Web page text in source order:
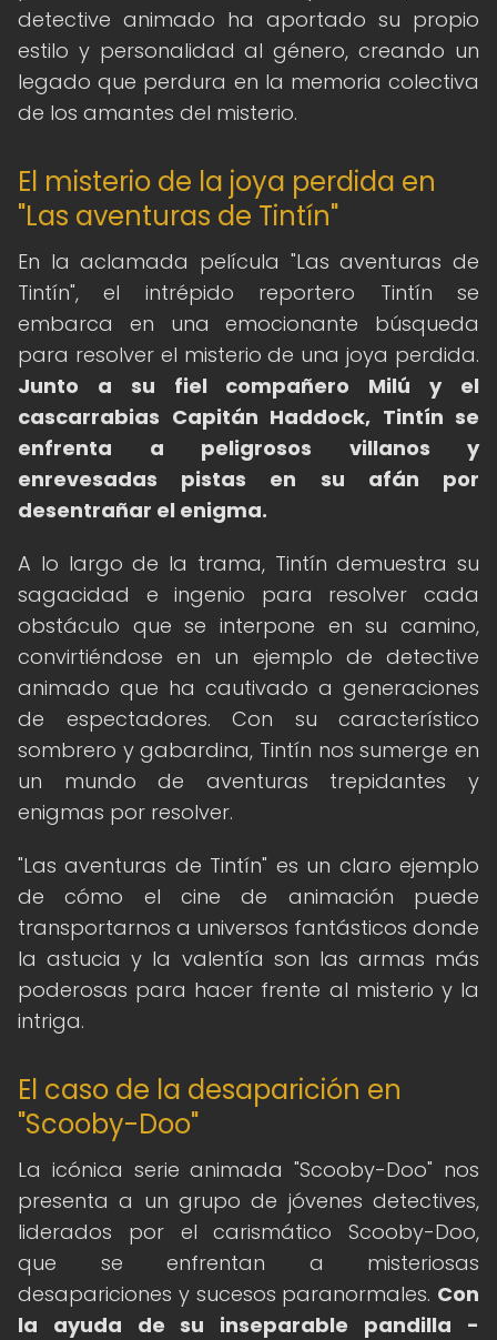
detective animado ha aportado su propio
estilo y personalidad al género, creando un
legado que perdura en la memoria colectiva
de los amantes del misterio.
El misterio de la joya perdida en
"Las aventuras de Tintín"
En la aclamada película "Las aventuras de
Tintín", el intrépido reportero Tintín se
embarca en una emocionante búsqueda
para resolver el misterio de una joya perdida.
Junto a su fiel compañero Milú y el
cascarrabias Capitán Haddock, Tintín se
enfrenta a peligrosos villanos y
enrevesadas pistas en su afán por
desentrañar el enigma.
A lo largo de la trama, Tintín demuestra su
sagacidad e ingenio para resolver cada
obstáculo que se interpone en su camino,
convirtiéndose en un ejemplo de detective
animado que ha cautivado a generaciones
de espectadores. Con su característico
sombrero y gabardina, Tintín nos sumerge en
un mundo de aventuras trepidantes y
enigmas por resolver.
"Las aventuras de Tintín" es un claro ejemplo
de cómo el cine de animación puede
transportarnos a universos fantásticos donde
la astucia y la valentía son las armas más
poderosas para hacer frente al misterio y la
intriga.
El caso de la desaparición en
"Scooby-Doo"
La icónica serie animada "Scooby-Doo" nos
presenta a un grupo de jóvenes detectives,
liderados por el carismático Scooby-Doo,
que se enfrentan a misteriosas
desapariciones y sucesos paranormales. Con
la ayuda de su inseparable pandilla -